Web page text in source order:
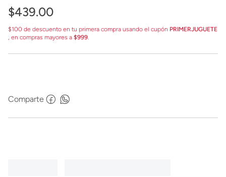
$439.00
$100 de descuento en tu primera compra usando el cupón PRIMERJUGUETE
, en compras mayores a $999.
Comparte